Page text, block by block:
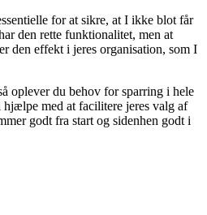
for at sikre, at I ikke blot får
den rette funktionalitet, men at
den effekt i jeres organisation, som I
oplever du behov for sparring i hele
hjælpe med at facilitere jeres valg af
godt fra start og sidenhen godt i